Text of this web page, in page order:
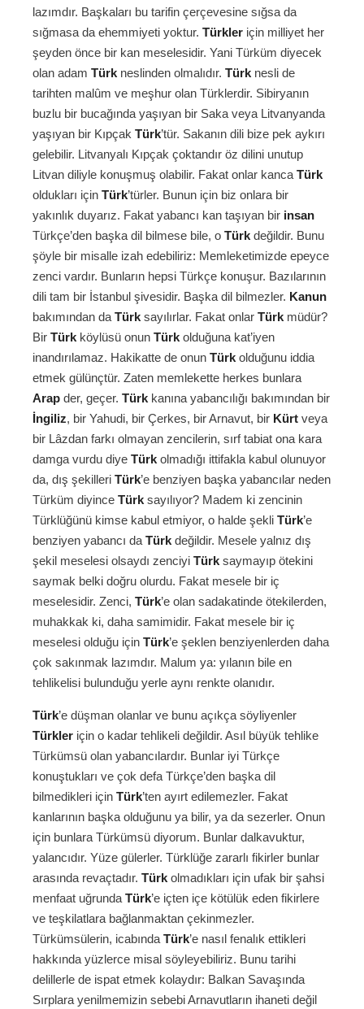
lazımdır. Başkaları bu tarifin çerçevesine sığsa da
sığmasa da ehemmiyeti yoktur. Türkler için milliyet her
şeyden önce bir kan meselesidir. Yani Türküm diyecek
olan adam Türk neslinden olmalıdır. Türk nesli de
tarihten malûm ve meşhur olan Türklerdir. Sibiryanın
buzlu bir bucağında yaşıyan bir Saka veya Litvanyanda
yaşıyan bir Kıpçak Türk’tür. Sakanın dili bize pek aykırı
gelebilir. Litvanyalı Kıpçak çoktandır öz dilini unutup
Litvan diliyle konuşmuş olabilir. Fakat onlar kanca Türk
oldukları için Türk’türler. Bunun için biz onlara bir
yakınlık duyarız. Fakat yabancı kan taşıyan bir insan
Türkçe’den başka dil bilmese bile, o Türk değildir. Bunu
şöyle bir misalle izah edebiliriz: Memleketimizde epeyce
zenci vardır. Bunların hepsi Türkçe konuşur. Bazılarının
dili tam bir İstanbul şivesidir. Başka dil bilmezler. Kanun
bakımından da Türk sayılırlar. Fakat onlar Türk müdür?
Bir Türk köylüsü onun Türk olduğuna kat’iyen
inandırılamaz. Hakikatte de onun Türk olduğunu iddia
etmek gülünçtür. Zaten memlekette herkes bunlara
Arap der, geçer. Türk kanına yabancılığı bakımından bir
İngiliz, bir Yahudi, bir Çerkes, bir Arnavut, bir Kürt veya
bir Lâzdan farkı olmayan zencilerin, sırf tabiat ona kara
damga vurdu diye Türk olmadığı ittifakla kabul olunuyor
da, dış şekilleri Türk’e benziyen başka yabancılar neden
Türküm diyince Türk sayılıyor? Madem ki zencinin
Türklüğünü kimse kabul etmiyor, o halde şekli Türk’e
benziyen yabancı da Türk değildir. Mesele yalnız dış
şekil meselesi olsaydı zenciyi Türk saymayıp ötekini
saymak belki doğru olurdu. Fakat mesele bir iç
meselesidir. Zenci, Türk’e olan sadakatinde ötekilerden,
muhakkak ki, daha samimidir. Fakat mesele bir iç
meselesi olduğu için Türk’e şeklen benziyenlerden daha
çok sakınmak lazımdır. Malum ya: yılanın bile en
tehlikelisi bulunduğu yerle aynı renkte olanıdır.
Türk’e düşman olanlar ve bunu açıkça söyliyenler
Türkler için o kadar tehlikeli değildir. Asıl büyük tehlike
Türkümsü olan yabancılardır. Bunlar iyi Türkçe
konuştukları ve çok defa Türkçe’den başka dil
bilmedikleri için Türk’ten ayırt edilemezler. Fakat
kanlarının başka olduğunu ya bilir, ya da sezerler. Onun
için bunlara Türkümsü diyorum. Bunlar dalkavuktur,
yalancıdır. Yüze gülerler. Türklüğe zararlı fikirler bunlar
arasında revaçtadır. Türk olmadıkları için ufak bir şahsi
menfaat uğrunda Türk’e içten içe kötülük eden fikirlere
ve teşkilatlara bağlanmaktan çekinmezler.
Türkümsülerin, icabında Türk’e nasıl fenalık ettikleri
hakkında yüzlerce misal söyleyebiliriz. Bunu tarihi
delillerle de ispat etmek kolaydır: Balkan Savaşında
Sırplara yenilmemizin sebebi Arnavutların ihaneti değil